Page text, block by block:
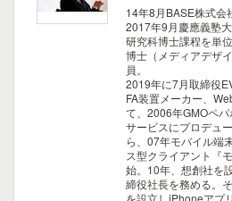
14年8月BASE株式会
2017年9月慶應義塾
研究科博士課程を単
博士（メディアデザ
員。
2019年に7月取締役
FA装置メーカー、
て、2006年GMOペ
サービスにプロデュ
ら、07年モバイル端
ス型クライアント『
始。10年、想創社を
締役社長を務める。
を設立しiPhoneアプ